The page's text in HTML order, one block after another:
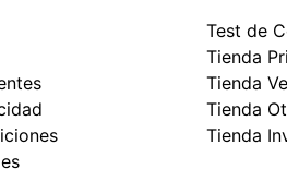
Test de
Tienda
Tienda
Tienda
Tienda